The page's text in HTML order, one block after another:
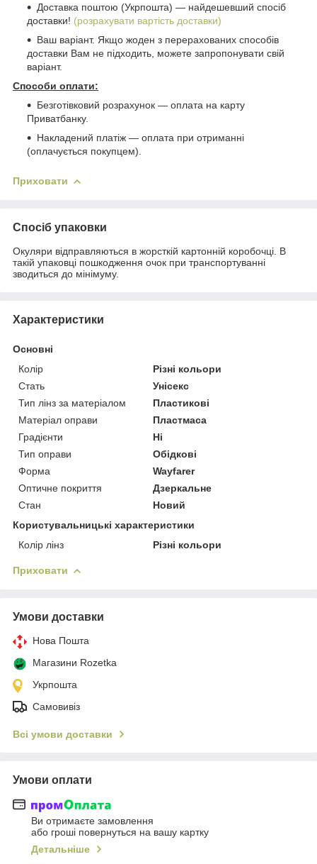
Доставка поштою (Укрпошта) ― найдешевший спосіб
доставки! (розрахувати вартість доставки)
Ваш варіант. Якщо жоден з перерахованих способів
доставки Вам не підходить, можете запропонувати свій
варіант.
Способи оплати:
Безготівковий розрахунок ― оплата на карту
Приватбанку.
Накладений платіж ― оплата при отриманні
(оплачується покупцем).
Приховати
Спосіб упаковки
Окуляри відправляються в жорсткій картонній коробочці. В
такій упаковці пошкодження очок при транспортуванні
зводиться до мінімуму.
Характеристики
Основні
Колір
Різні кольори
Стать
Унісекс
Тип лінз за матеріалом
Пластикові
Матеріал оправи
Пластмаса
Градієнти
Ні
Тип оправи
Обідкові
Форма
Wayfarer
Оптичне покриття
Дзеркальне
Стан
Новий
Користувальницькі характеристики
Колір лінз
Різні кольори
Приховати
Умови доставки
Нова Пошта
Магазини Rozetka
Укрпошта
Самовивіз
Всі умови доставки
Умови оплати
Ви отримаєте замовлення
або гроші повернуться на вашу картку
Детальніше